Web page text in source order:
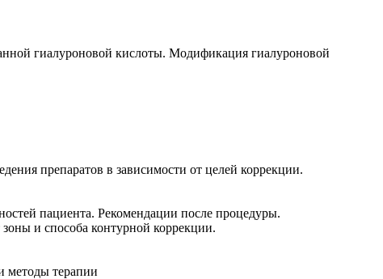
гиалуроновой кислоты. Модификация гиалуроновой
препаратов в зависимости от целей коррекции.
пациента. Рекомендации после процедуры.
и способа контурной коррекции.
методы терапии